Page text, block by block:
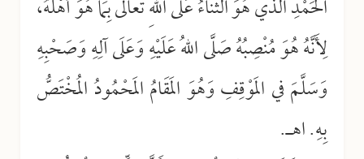
الحَمْدِ الذي هُوَ الثَّنَاءُ عَلَى اللهِ تعالى بِمَا هُوَ أَهْلُهُ،
لِأَنَّهُ هُوَ مُنْصِبُهُ صَلَّى اللهُ عَلَيْهِ وَعَلَى آلِهِ وَصَحْبِهِ
وَسَلَّمَ في المَوْقِفِ وَهُوَ المَقَامُ المَحْمُودُ المُخْتَصُّ
بِهِ. اهـ.